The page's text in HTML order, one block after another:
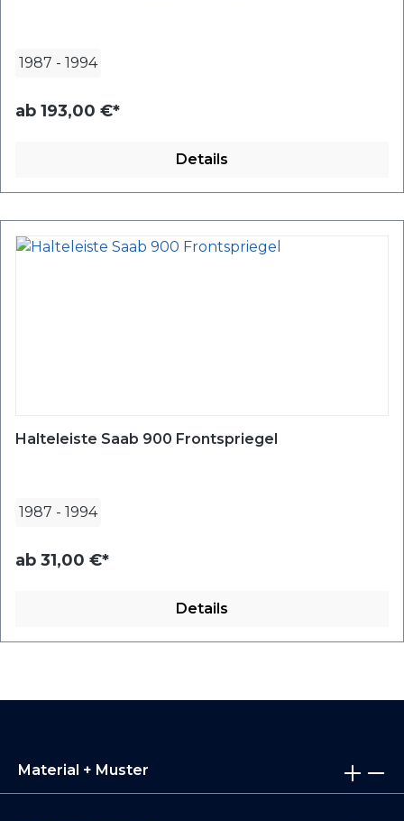
1987 - 1994
ab 193,00 €*
Details
Halteleiste Saab 900 Frontspriegel
1987 - 1994
ab 31,00 €*
Details
Material + Muster